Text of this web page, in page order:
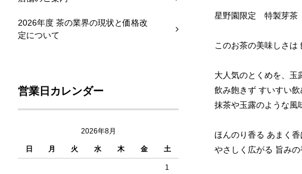
2026年度 茶の業界の現状と価格改
定について
営業日カレンダー
2026年8月
日 月 火 水 木 金 土
1
星野園限定 特製芽茶
このお茶の美味しさは
大人気のとくめを、玉
飲み飽きず すいすい飲
抹茶や玉露のような風
ほんのり香る あまく
やさしく広がる 旨みの